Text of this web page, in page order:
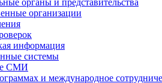
органы и представительства
организации
информация
системы
СМИ
и международное